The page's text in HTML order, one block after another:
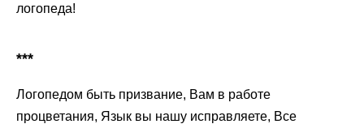
логопеда!
***
Логопедом быть призвание, Вам в работе
процветания, Язык вы нашу исправляете, Все